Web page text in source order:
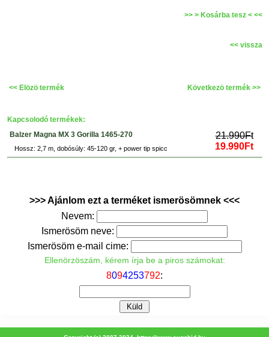
>> > Kosárba tesz < <<
<< vissza
<< Elözö termék Következö termék >>
Kapcsolodó termékek:
Balzer Magna MX 3 Gorilla 1465-270
21.990Ft
19.990Ft
Hossz: 2,7 m, dobósúly: 45-120 gr, + power tip spicc
>>> Ajánlom ezt a terméket ismerösömnek <<<
Nevem:
Ismerösöm neve:
Ismerösöm e-mail cime:
Ellenörzöszám, kérem írja be a piros számokat:
8094253792: